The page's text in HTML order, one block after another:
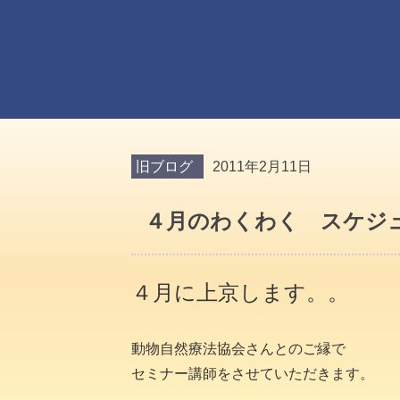
旧ブログ 2011年2月11日
４月のわくわく スケジ
４月に上京します。。
動物自然療法協会さんとのご縁で
セミナー講師をさせていただきます。